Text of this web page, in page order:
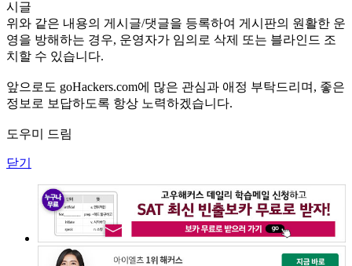
시글
위와 같은 내용의 게시글/댓글을 등록하여 게시판의 원활한 운
영을 방해하는 경우, 운영자가 임의로 삭제 또는 블라인드 조
치할 수 있습니다.
앞으로도 goHackers.com에 많은 관심과 애정 부탁드리며, 좋은
정보로 보답하도록 항상 노력하겠습니다.
도우미 드림
닫기